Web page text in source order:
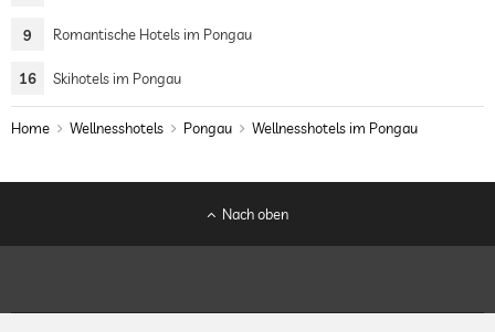
9 Romantische Hotels im Pongau
16 Skihotels im Pongau
Home Wellnesshotels Pongau Wellnesshotels im Pongau
Nach oben